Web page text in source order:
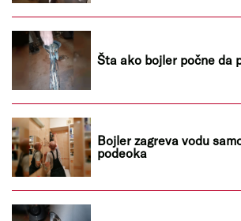
Šta ako bojler počne da
Bojler zagreva vodu
podeoka